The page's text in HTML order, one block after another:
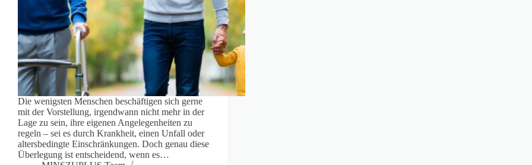
Die wenigsten Menschen beschäftigen sich gerne
mit der Vorstellung, irgendwann nicht mehr in der
Lage zu sein, ihre eigenen Angelegenheiten zu
regeln – sei es durch Krankheit, einen Unfall oder
altersbedingte Einschränkungen. Doch genau diese
Überlegung ist entscheidend, wenn es…